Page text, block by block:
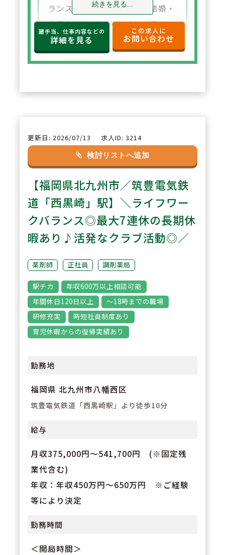
ランスを重視されており、結婚・
出産などライフスタイルが変わっ
た場合、社員区分を変更する事が
出来ます。
POINT2
が取得できます。また分割で取得
も可能でありご自身にあった休暇
が取得できます。
POINT3
【教育研修制度】「できる人」よ
り「やりたい人」を求められてお
ジョンを想像できるような充実し
た教育制度がございます。
続きを見る...
諸手当、仕事内容などの
詳細を見る
この求人に
お問い合わせ
更新日: 2026/07/13 求人ID: 3214
検討リストへ追加
【福岡県北九州市／筑豊電気鉄
道「西黒崎」駅】＼ライフワー
クバランス◎最大7連休の長期休
暇あり♪活発なクラブ活動◎／
薬剤師 正社員 調剤薬局
駅チカ
年収600万以上相談可能
年間休日120日以上
～18時までの職場
研修充実
時短社員制度あり
育児休暇からの復帰実績あり
勤務地
福岡県 北九州市八幡西区
筑豊電気鉄道「西黒崎駅」より徒歩10分
給与
月収375,000円～541,700円 (※固定残
業代含む)
年収：年収450万円～650万円 ※ご経験
等により決定
勤務時間
＜開局時間＞